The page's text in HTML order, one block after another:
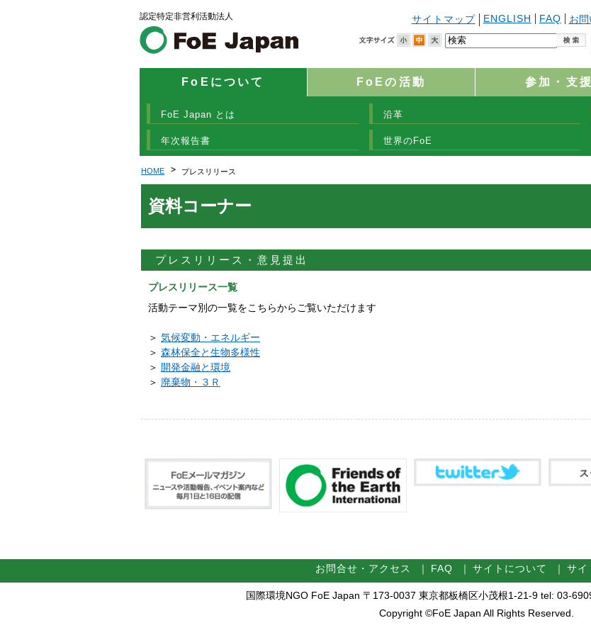
認定特定非営利活動法人 サイトマップ ENGLISH FAQ お
FoEについて FoEの活動 参加・支援
FoE Japan とは 沿革
年次報告書 世界のFoE
HOME プレスリリース
資料コーナー
プレスリリース・意見提出
プレスリリース一覧
活動テーマ別の一覧をこちらからご覧いただけます
＞ 気候変動・エネルギー
＞ 森林保全と生物多様性
＞ 開発金融と環境
＞ 廃棄物・３Ｒ
お問合せ・アクセス FAQ サイトについて サイ
国際環境NGO FoE Japan 〒173-0037 東京都板橋区小茂根1-21-9 tel: 03-
Copyright ©FoE Japan All Rights Reserved.